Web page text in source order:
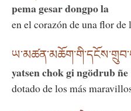
pema gesar dongpo la
en el corazón de una flor de
yatsen chok gi ngödrub ñe
dotado de los más